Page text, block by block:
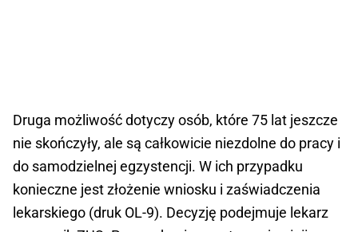
Druga możliwość dotyczy osób, które 75 lat jeszcze
nie skończyły, ale są całkowicie niezdolne do pracy i
do samodzielnej egzystencji. W ich przypadku
konieczne jest złożenie wniosku i zaświadczenia
lekarskiego (druk OL-9). Decyzję podejmuje lekarz